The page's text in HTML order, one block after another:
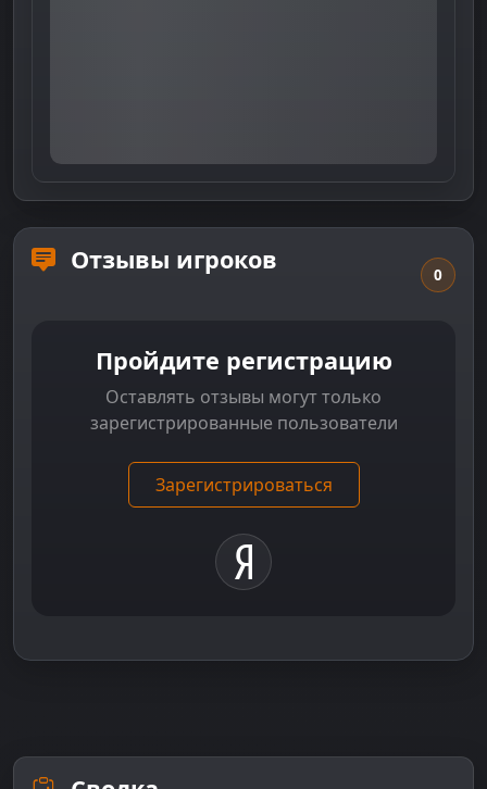
Отзывы игроков 0
Пройдите регистрацию
Оставлять отзывы могут только
зарегистрированные пользователи
Зарегистрироваться